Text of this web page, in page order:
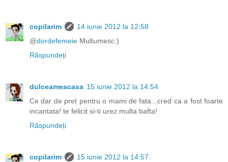
copilarim
14 iunie 2012 la 12:58
@dordefemeie Multumesc:)
Răspundeți
dulceameacasa 15 iunie 2012 la 14:54
Ce dar de pret pentru o mami de fata...cred ca a fost foarte
incantata! te felicit si-ti urez multa bafta!
Răspundeți
copilarim
15 iunie 2012 la 14:57